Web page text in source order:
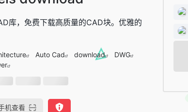
库，免费下载高质量的CAD块。优雅的
Auto Cad download
DWG
机查看